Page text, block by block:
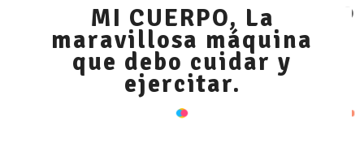
MI CUERPO, La
maravillosa máquina
que debo cuidar y
ejercitar.